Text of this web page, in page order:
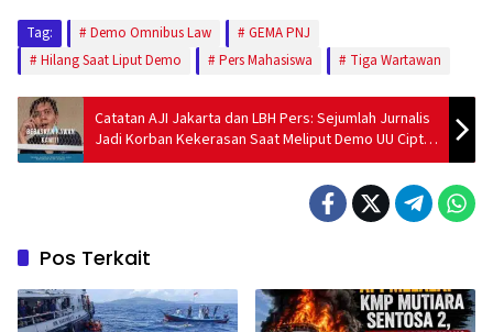
Tag: Demo Omnibus Law
GEMA PNJ
Hilang Saat Liput Demo
Pers Mahasiswa Tiga Wartawan
Catatan AJI Jakarta dan LBH Pers: Sejumlah Jurnalis
Jadi Korban Kekerasan Saat Meliput Demo UU Cipta
Kerja
Pos Terkait